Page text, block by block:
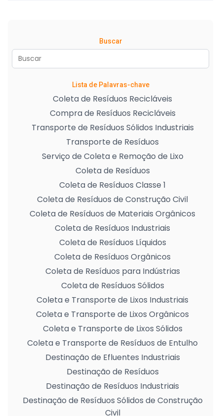
Buscar
Lista de Palavras-chave
Coleta de Resíduos Recicláveis
Compra de Resíduos Recicláveis
Transporte de Resíduos Sólidos Industriais
Transporte de Resíduos
Serviço de Coleta e Remoção de Lixo
Coleta de Resíduos
Coleta de Resíduos Classe 1
Coleta de Resíduos de Construção Civil
Coleta de Resíduos de Materiais Orgânicos
Coleta de Resíduos Industriais
Coleta de Resíduos Líquidos
Coleta de Resíduos Orgânicos
Coleta de Resíduos para Indústrias
Coleta de Resíduos Sólidos
Coleta e Transporte de Lixos Industriais
Coleta e Transporte de Lixos Orgânicos
Coleta e Transporte de Lixos Sólidos
Coleta e Transporte de Resíduos de Entulho
Destinação de Efluentes Industriais
Destinação de Resíduos
Destinação de Resíduos Industriais
Destinação de Resíduos Sólidos de Construção
Civil